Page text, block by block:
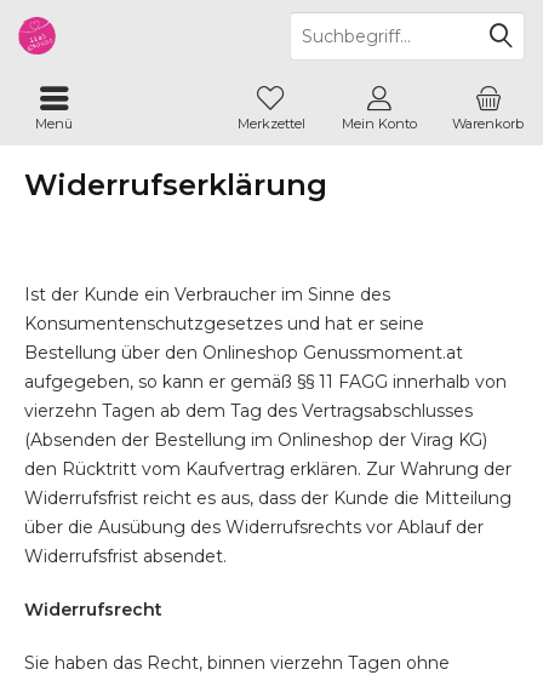
Menü Warenkorb
Merkzettel Mein Konto
Widerrufserklärung
Ist der Kunde ein Verbraucher im Sinne des
Konsumentenschutzgesetzes und hat er seine
Bestellung über den Onlineshop Genussmoment.at
aufgegeben, so kann er gemäß §§ 11 FAGG innerhalb von
vierzehn Tagen ab dem Tag des Vertragsabschlusses
(Absenden der Bestellung im Onlineshop der Virag KG)
den Rücktritt vom Kaufvertrag erklären. Zur Wahrung der
Widerrufsfrist reicht es aus, dass der Kunde die Mitteilung
über die Ausübung des Widerrufsrechts vor Ablauf der
Widerrufsfrist absendet.
Widerrufsrecht
Sie haben das Recht, binnen vierzehn Tagen ohne